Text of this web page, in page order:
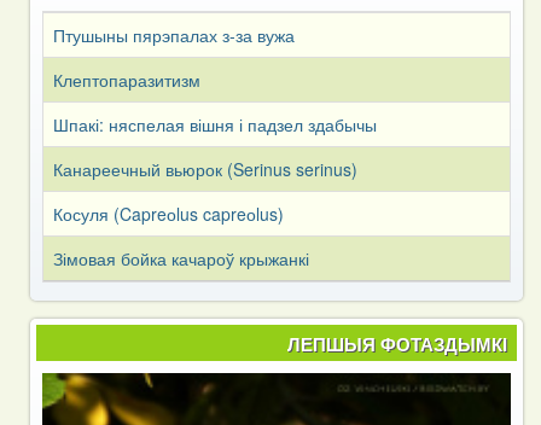
Птушыны пярэпалах з-за вужа
Клептопаразитизм
Шпакі: няспелая вішня і падзел здабычы
Канареечный вьюрок (Serinus serinus)
Косуля (Capreоlus capreоlus)
Зімовая бойка качароў крыжанкі
ЛЕПШЫЯ ФОТАЗДЫМКІ